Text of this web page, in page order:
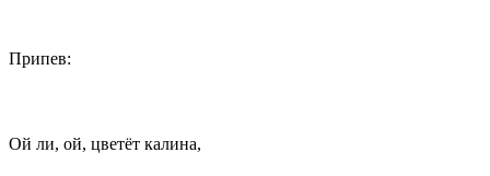
Припев:
Ой ли, ой, цветёт калина,